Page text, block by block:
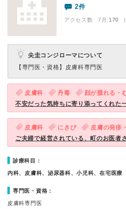
2件
アクセス数 7月:170 |
尖圭コンジローマについて
【専門医・資格】 皮膚科専門医
皮膚科 丹毒 顔が腫れる・
不安だった気持ちに寄り添ってくれた
皮膚科 にきび 皮膚の発疹
ご夫婦で経営されている、町のお医者
診療科目：
内科、皮膚科、泌尿器科、小児科、在宅医療
専門医・資格：
皮膚科専門医